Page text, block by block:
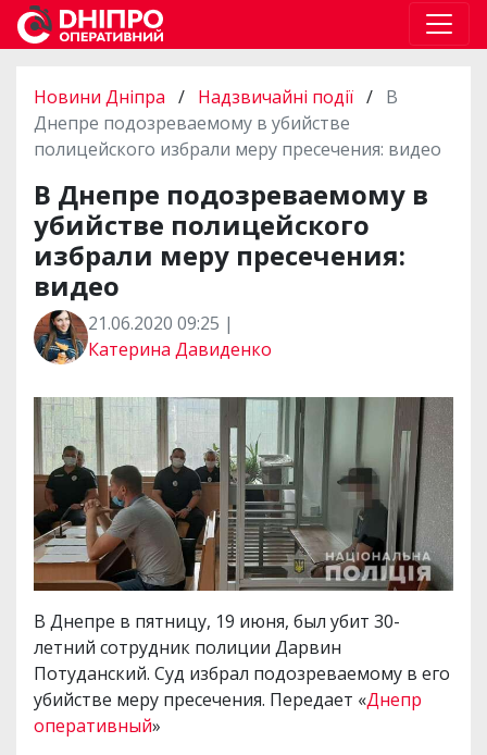
Новини Дніпра / Надзвичайні події / В
Днепре подозреваемому в убийстве
полицейского избрали меру пресечения: видео
В Днепре подозреваемому в
убийстве полицейского
избрали меру пресечения:
видео
21.06.2020 09:25 |
Катерина Давиденко
В Днепре в пятницу, 19 июня, был убит 30-
летний сотрудник полиции Дарвин
Потуданский. Суд избрал подозреваемому в его
убийстве меру пресечения. Передает «Днепр
оперативный»